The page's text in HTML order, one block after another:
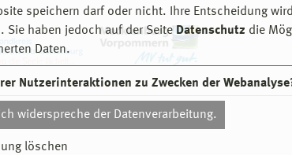
speichern darf oder nicht. Ihre Entscheidung
Sie haben jedoch auf der Seite Datenschutz die
Daten.
Nutzerinteraktionen zu Zwecken der
widerspreche der Datenverarbeitung.
löschen
Wismar